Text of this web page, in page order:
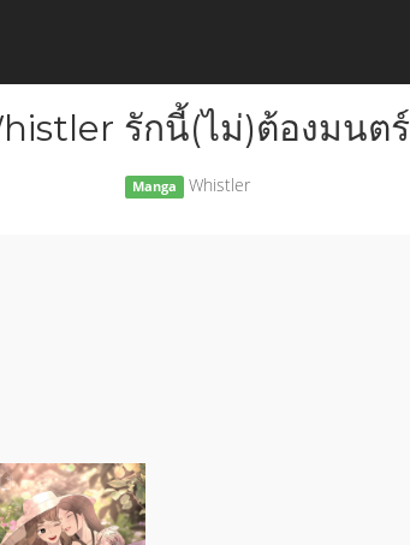
รักนี้(ไม่)ต้องมนตร์
Manga Whistler